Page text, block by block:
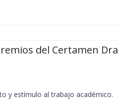
del Certamen
y estímulo al trabajo académico.